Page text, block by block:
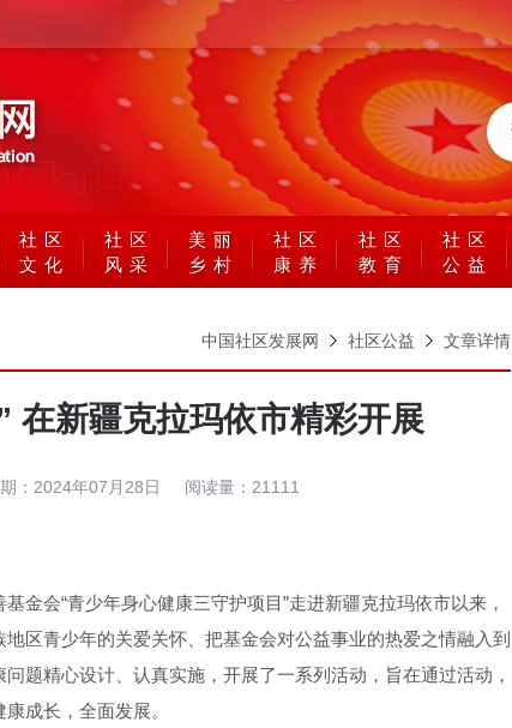
社区
文化
社区
风采
美丽
乡村
社区
康养
社区
教育
社区
公益
中国社区发展网 社区公益 文章详情
在新疆克拉玛依市精彩开展
： 2024年07月28日 阅读量： 21111
金会“青少年身心健康三守护项目”走进新疆克拉玛依市以来，
区青少年的关爱关怀、把基金会对公益事业的热爱之情融入到
题精心设计、认真实施，开展了一系列活动，旨在通过活动，
成长，全面发展。